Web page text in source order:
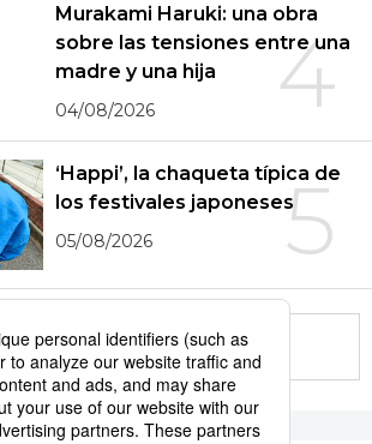
4
Murakami Haruki: una obra
sobre las tensiones entre una
madre y una hija
04/08/2026
5
‘Happi’, la chaqueta típica de
los festivales japoneses
05/08/2026
More in this series